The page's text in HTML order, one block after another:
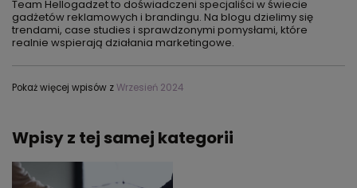
Team Hellogadzet to doświadczeni specjaliści w świecie
gadżetów reklamowych i brandingu. Na blogu dzielimy się
trendami, case studies i sprawdzonymi pomysłami, które
realnie wspierają działania marketingowe.
Pokaż więcej wpisów zWrzesień 2024
Wpisy z tej samej kategorii